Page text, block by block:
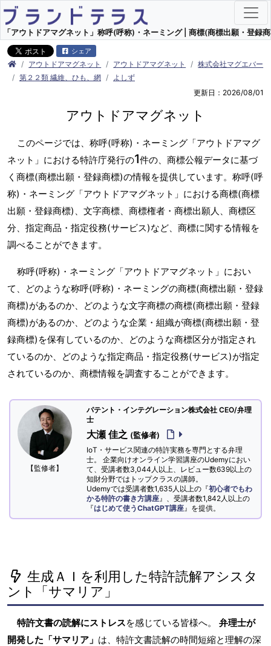
「アウトドアマグネット」称呼(呼称)・ネーミング | 商標(商標出願・登録
シェア
アウトドアマグネット アウトドアマグネット
株式会社マグエバー
第２２類 繊維、ひも、網
よしず
更新日：2026/08/01
アウトドアマグネット
このページでは、称呼(呼称)・ネーミング「アウトドアマグ
ネット」における特許庁発行の1件の、商標公報データに基づ
く商標(商標出願・登録商標)の情報を提供しています。称呼(呼
称)・ネーミング「アウトドアマグネット」における商標(商標
出願・登録商標)、文字商標、商標権者・商標出願人、商標区
分、指定商品・指定役務(サービス)など、商標に関する情報を
調べることができます。
称呼(呼称)・ネーミング「アウトドアマグネット」におい
て、どのような称呼(呼称)・ネーミングの商標(商標出願・登録
商標)があるのか、どのような文字商標の商標(商標出願・登録
商標)があるのか、どのような企業・組織が商標(商標出願・登
録商標)を保有しているのか、どのような商標区分が指定され
ているのか、どのような指定商品・指定役務(サービス)が指定
されているのか、商標情報を調査することができます。
【監修者】
パテント・インテグレーション株式会社 CEO/弁理
士
大瀬 佳之 (監修者)
IoT・サービス関連の特許実務を専門とする弁理
士。 企業向けオンライン学習講座のUdemyにおい
て、受講者数3,044人以上、レビュー数639以上の
知財分野ではトップクラスの講師。
Udemyでは受講者数1,635人以上の『初心者でもわ
かる特許の書き方講座 』、受講者数1,842人以上の
『はじめて使うChatGPT講座 』を提供。
生成ＡＩを利用した特許読解アシスタ
ント「サマリア」
特許文書の読解にストレスを感じている皆様へ。 弁理士が
開発した「サマリア」 は、特許文書読解の時間短縮と理解の深